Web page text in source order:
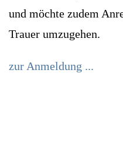
und möchte zudem
Trauer umzugehen.
zur Anmeldung ...